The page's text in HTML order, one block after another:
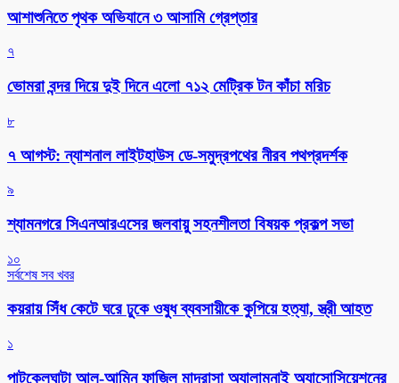
আশাশুনিতে পৃথক অভিযানে ৩ আসামি গ্রেপ্তার
৭
ভোমরা বন্দর দিয়ে দুই দিনে এলো ৭১২ মেট্রিক টন কাঁচা মরিচ
৮
৭ আগস্ট: ন্যাশনাল লাইটহাউস ডে-সমুদ্রপথের নীরব পথপ্রদর্শক
৯
শ্যামনগরে সিএনআরএসের জলবায়ু সহনশীলতা বিষয়ক প্রকল্প সভা
১০
সর্বশেষ সব খবর
কয়রায় সিঁধ কেটে ঘরে ঢুকে ওষুধ ব্যবসায়ীকে কুপিয়ে হত্যা, স্ত্রী আহত
১
পাটকেলঘাটা আল-আমিন ফাজিল মাদ্রাসা অ্যালামনাই অ্যাসোসিয়েশনের